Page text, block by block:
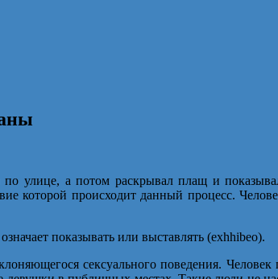
улице, а потом раскрывал плащ и
которой происходит данный процесс.
показывать или выставлять (exhhibeo).
сексуального поведения. Человек